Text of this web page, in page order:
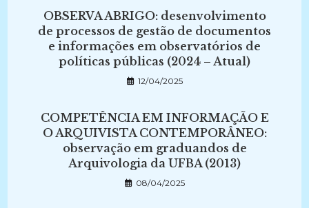
OBSERVA ABRIGO: desenvolvimento
de processos de gestão de documentos
e informações em observatórios de
políticas públicas (2024 – Atual)
12/04/2025
COMPETÊNCIA EM INFORMAÇÃO E
O ARQUIVISTA CONTEMPORÂNEO:
observação em graduandos de
Arquivologia da UFBA (2013)
08/04/2025